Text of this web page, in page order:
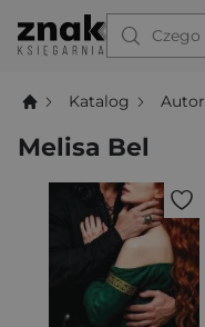
Czego
Katalog
Melisa Bel